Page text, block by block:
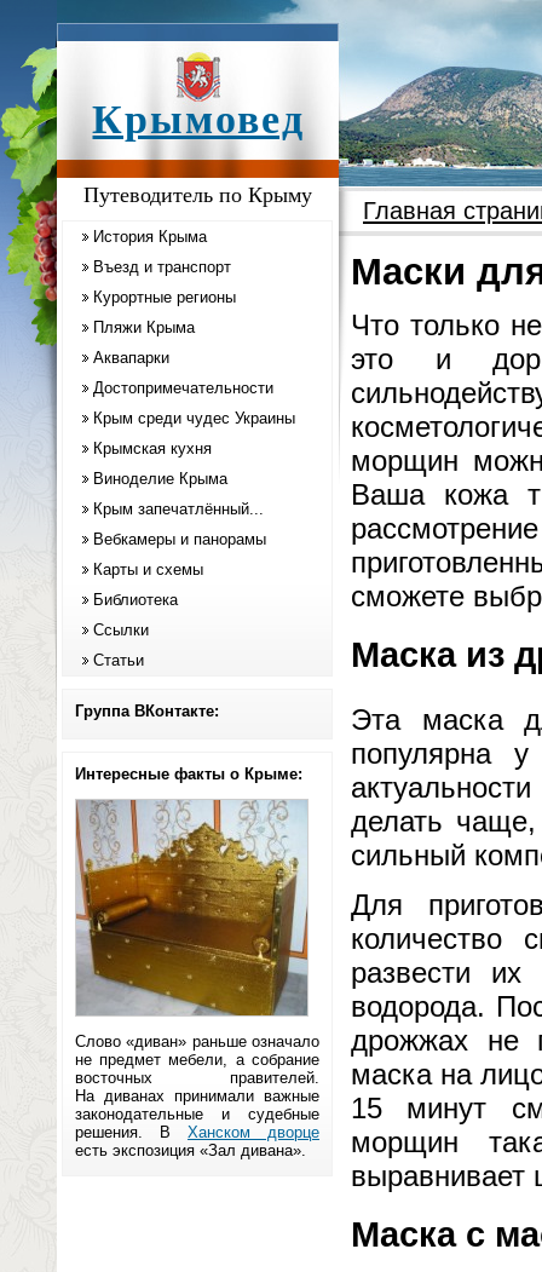
Крымовед
Путеводитель по Крыму
История Крыма
Въезд и транспорт
Курортные регионы
Пляжи Крыма
Аквапарки
Достопримечательности
Крым среди чудес Украины
Крымская кухня
Виноделие Крыма
Крым запечатлённый...
Вебкамеры и панорамы
Карты и схемы
Библиотека
Ссылки
Статьи
Группа ВКонтакте:
Интересные факты о Крыме:
Слово «диван» раньше означало
не предмет мебели, а собрание
восточных правителей.
На диванах принимали важные
законодательные и судебные
решения. В Ханском дворце
есть экспозиция «Зал дивана».
Главная
Маски
Что только
это и
морщин
Ваша кожа
сможете
Маска из
Эта маска
популярна
делать
сильный
Для
количество
развести их
водорода.
дрожжах не
маска на
15 минут
морщин
выравнивает
Маска с